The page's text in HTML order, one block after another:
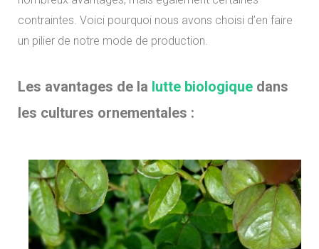
contraintes. Voici pourquoi nous avons choisi d’en faire
un pilier de notre mode de production.
Les avantages de la lutte biologique dans
les cultures ornementales :